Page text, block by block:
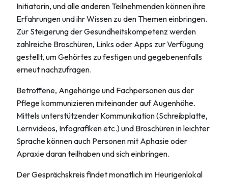
Initiatorin, und alle anderen Teilnehmenden können ihre
Erfahrungen und ihr Wissen zu den Themen einbringen.
Zur Steigerung der Gesundheitskompetenz werden
zahlreiche Broschüren, Links oder Apps zur Verfügung
gestellt, um Gehörtes zu festigen und gegebenenfalls
erneut nachzufragen.
Betroffene, Angehörige und Fachpersonen aus der
Pflege kommunizieren miteinander auf Augenhöhe.
Mittels unterstützender Kommunikation (Schreibplatte,
Lernvideos, Infografiken etc.) und Broschüren in leichter
Sprache können auch Personen mit Aphasie oder
Apraxie daran teilhaben und sich einbringen.
Der Gesprächskreis findet monatlich im Heurigenlokal